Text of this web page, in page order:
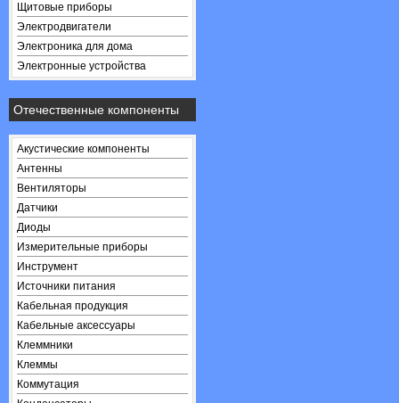
Щитовые приборы
Электродвигатели
Электроника для дома
Электронные устройства
Отечественные компоненты
Акустические компоненты
Антенны
Вентиляторы
Датчики
Диоды
Измерительные приборы
Инструмент
Источники питания
Кабельная продукция
Кабельные аксессуары
Клеммники
Клеммы
Коммутация